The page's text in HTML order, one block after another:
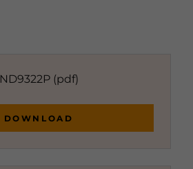
ND9322P(pdf)
DOWNLOAD